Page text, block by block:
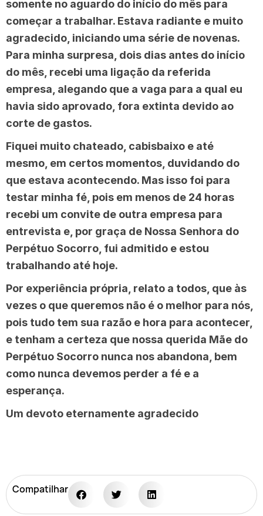
somente no aguardo do início do mês para
começar a trabalhar. Estava radiante e muito
agradecido, iniciando uma série de novenas.
Para minha surpresa, dois dias antes do início
do mês, recebi uma ligação da referida
empresa, alegando que a vaga para a qual eu
havia sido aprovado, fora extinta devido ao
corte de gastos.
Fiquei muito chateado, cabisbaixo e até
mesmo, em certos momentos, duvidando do
que estava acontecendo. Mas isso foi para
testar minha fé, pois em menos de 24 horas
recebi um convite de outra empresa para
entrevista e, por graça de Nossa Senhora do
Perpétuo Socorro, fui admitido e estou
trabalhando até hoje.
Por experiência própria, relato a todos, que às
vezes o que queremos não é o melhor para nós,
pois tudo tem sua razão e hora para acontecer,
e tenham a certeza que nossa querida Mãe do
Perpétuo Socorro nunca nos abandona, bem
como nunca devemos perder a fé e a
esperança.
Um devoto eternamente agradecido
Compatilhar